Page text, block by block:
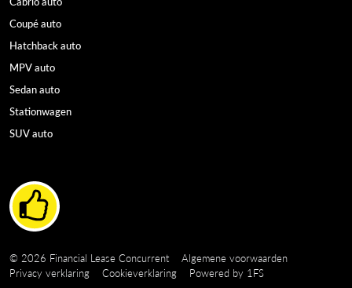
Coupé auto
Hatchback auto
MPV auto
Sedan auto
Stationwagen
SUV auto
Copyright navigation
© 2026 Financial Lease Concurrent
Algemene voorwaarden
Privacy verklaring
Cookieverklaring Powered by 1FS